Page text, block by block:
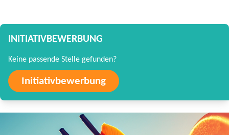
INITIATIVBEWERBUNG
Keine passende Stelle gefunden?
Initiativbewerbung